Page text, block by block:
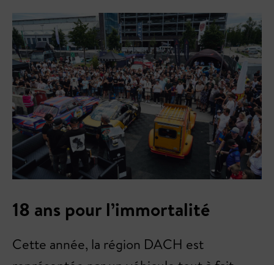
18 ans pour l’immortalité
Cette année, la région DACH est